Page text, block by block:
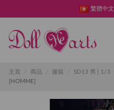
繁體中文
主頁 商品 服裝 SD13 男│1/3
[HOMME]